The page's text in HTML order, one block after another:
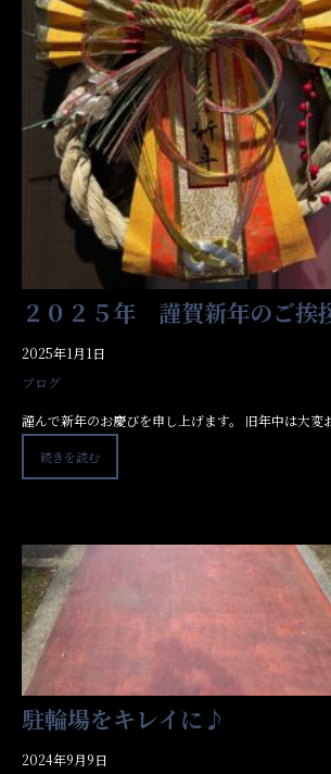
２０２５年 謹賀新年のご挨
2025年1月1日
ブログ
謹んで新年のお慶びを申し上げます。 旧年中は大
続きを読む
駐輪場をキレイに♪
2024年9月9日